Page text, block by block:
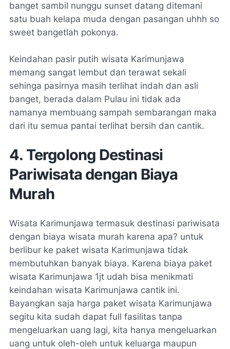
banget sambil nunggu sunset datang ditemani
satu buah kelapa muda dengan pasangan uhhh so
sweet bangetlah pokonya.
Keindahan pasir putih wisata Karimunjawa
memang sangat lembut dan terawat sekali
sehinga pasirnya masih terlihat indah dan asli
banget, berada dalam Pulau ini tidak ada
namanya membuang sampah sembarangan maka
dari itu semua pantai terlihat bersih dan cantik.
4. Tergolong Destinasi
Pariwisata dengan Biaya
Murah
Wisata Karimunjawa termasuk destinasi pariwisata
dengan biaya wisata murah karena apa? untuk
berlibur ke paket wisata Karimunjawa tidak
membutuhkan banyak biaya. Karena biaya paket
wisata Karimunjawa 1jt udah bisa menikmati
keindahan wisata Karimunjawa cantik ini.
Bayangkan saja harga paket wisata Karimunjawa
segitu kita sudah dapat full fasilitas tanpa
mengeluarkan uang lagi, kita hanya mengeluarkan
uang untuk oleh-oleh untuk keluarga maupun